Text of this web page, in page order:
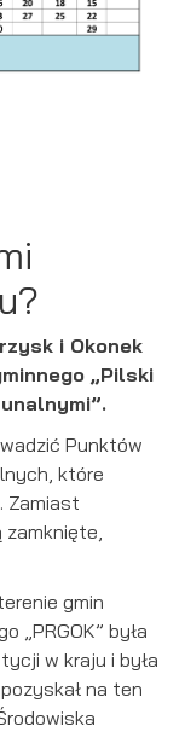
i Okonek
„Pilski
Punktów
które
Zamiast
zamknięte,
gmin
„PRGOK” była
w kraju i była
na ten
partnerami
w charakterze
postaci